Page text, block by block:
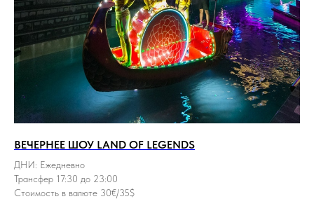
ВЕЧЕРНЕЕ ШОУ LAND OF LEGENDS
ДНИ: Ежедневно
Трансфер 17:30 до 23:00
Стоимость в валюте 30€/35$